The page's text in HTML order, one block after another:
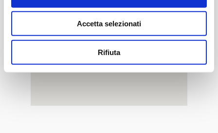
Accetta selezionati
Rifiuta